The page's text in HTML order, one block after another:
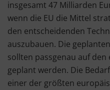
insgesamt 47 Milliarden
wenn die EU die Mittel
den entscheidenden
auszubauen. Die
sollten passgenau auf
geplant werden. Die
einer der größten